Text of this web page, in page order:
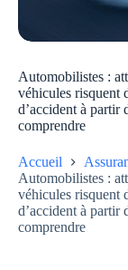
Automobilistes :
véhicules risquent
d’accident à partir
comprendre
Accueil
Automobilistes :
véhicules risquent
d’accident à partir
comprendre